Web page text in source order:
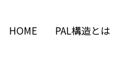
HOME PAL構造とは